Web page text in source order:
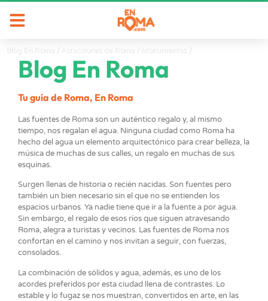
Blog En Roma / Atracciones de Roma / Monumentos /
Blog En Roma
Tu guía de Roma, En Roma
Las fuentes de Roma son un auténtico regalo y, al mismo
tiempo, nos regalan el agua. Ninguna ciudad como Roma ha
hecho del agua un elemento arquitectónico para crear belleza, la
música de muchas de sus calles, un regalo en muchas de sus
esquinas.
Surgen llenas de historia o recién nacidas. Son fuentes pero
también un bien necesario sin el que no se entienden los
espacios urbanos. Ya nadie tiene que ir a la fuente a por agua.
Sin embargo, el regalo de esos ríos que siguen atravesando
Roma, alegra a turistas y vecinos. Las fuentes de Roma nos
confortan en el camino y nos invitan a seguir, con fuerzas,
consolados.
La combinación de sólidos y agua, además, es uno de los
acordes preferidos por esta ciudad llena de contrastes. Lo
estable y lo fugaz se nos muestran, convertidos en arte, en las